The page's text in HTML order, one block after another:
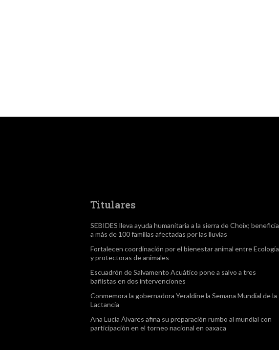
Titulares
SEBIDES lleva ayuda humanitaria a la sierra de Choix; beneficia
a más de 100 familias afectadas por las lluvias
Fortalecen coordinación por el bienestar animal entre Ecología
y protectoras de animales
Escuadrón de Salvamento Acuático pone a salvo a tres
bañistas en dos intervenciones
Conmemora la gobernadora Yeraldine la Semana Mundial de la
Lactancia
Ana Lucía Álvares afina su preparación rumbo al mundial con
participación en el torneo nacional en oaxaca